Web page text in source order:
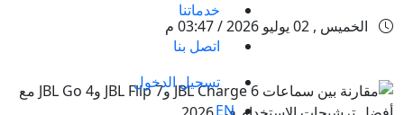
خدماتنا
اتصل بنا
تسجيل الدخول
EN
الخميس , 02 يوليو 2026 / 03:47 م